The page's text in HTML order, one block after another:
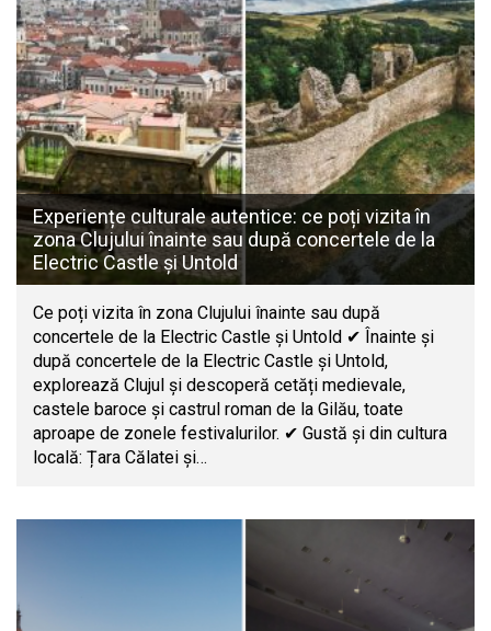
Experiențe culturale autentice: ce poți vizita în
zona Clujului înainte sau după concertele de la
Electric Castle și Untold
Ce poți vizita în zona Clujului înainte sau după
concertele de la Electric Castle și Untold ✔ Înainte și
după concertele de la Electric Castle și Untold,
explorează Clujul și descoperă cetăți medievale,
castele baroce și castrul roman de la Gilău, toate
aproape de zonele festivalurilor. ✔ Gustă și din cultura
locală: Țara Călatei și…